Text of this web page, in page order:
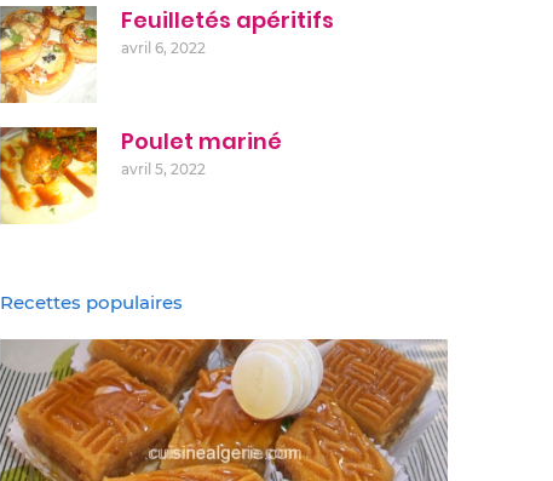
Feuilletés apéritifs
avril 6, 2022
Poulet mariné
avril 5, 2022
Recettes populaires